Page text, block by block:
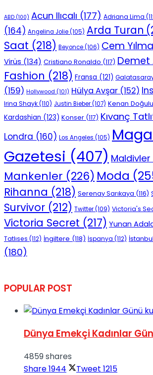
ABD (100) Acun Ilıcalı (177) Adriana Lima
(164) Angelina Jolie(105) Arda Turan
Saat (218) Beyonce(106) Cem
Virüs (134) Cristiano Ronaldo (117) Demet
Fashion (218) Fransa (121)
(159) Hollywood (101) Hülya Avşar (152)
Irina Shayk(110) Justin Bieber(107) Kenan Doğulu
Kardashian (123) Konser (117) Kıvanç
Londra (160) Los Angeles (105)
Gazetesi (407) Maldivler
Mankenler (226) Moda
Rihanna (218) Serenay Sarıkaya (116)
Survivor (212) Twitter(109) Victoria's
Victoria Secret (217) Yunan
Tatlıses (112) İngiltere (118) İspanya (112) İstanbul
(180)
POPULAR POST
Dünya Emekçi Kadınlar
4859 shares
Share1944 Tweet 1215